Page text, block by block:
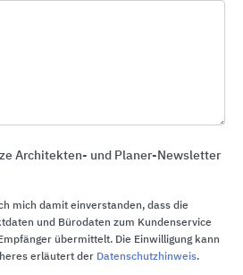
Infoservice
Architekten- und Planer-Newsletter
mich damit einverstanden, dass die
und Bürodaten zum Kundenservice
übermittelt. Die Einwilligung kann
erläutert der Datenschutzhinweis.